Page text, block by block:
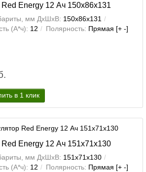
Energy 12 Ач 150x86x131
мм ДхШхВ: 150x86x131
(А*ч): 12 Полярность: Прямая [+ -]
в 1 клик
Red Energy 12 Ач 151x71x130
мм ДхШхВ: 151x71x130
(А*ч): 12 Полярность: Прямая [+ -]